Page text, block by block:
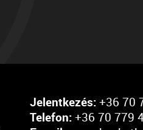
Jelentkezés: +36 70
Telefon: +36 70 779